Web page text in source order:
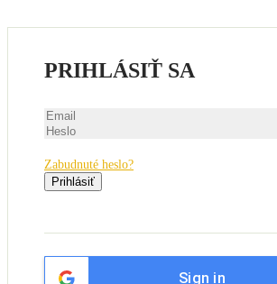
PRIHLÁSIŤ SA
Zabudnuté heslo?
Prihlásiť
Sign in